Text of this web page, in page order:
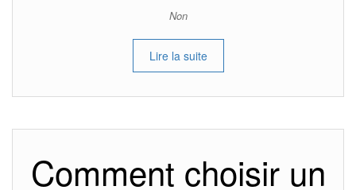
Non
Lire la suite
Comment choisir un